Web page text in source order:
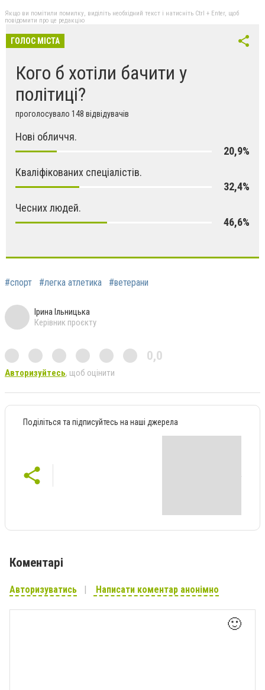
Якщо ви помітили помилку, виділіть необхідний текст і натисніть Ctrl + Enter, щоб
повідомити про це редакцію
ГОЛОС МІСТА
Кого б хотіли бачити у
політиці?
проголосувало 148 відвідувачів
Нові обличчя.
20,9%
Кваліфікованих спеціалістів.
32,4%
Чесних людей.
46,6%
#спорт #легка атлетика #ветерани
Ірина Ільницька
Керівник проєкту
0,0
Авторизуйтесь, щоб оцінити
Поділіться та підписуйтесь на наші джерела
Коментарі
Авторизуватись Написати коментар анонімно
🙂